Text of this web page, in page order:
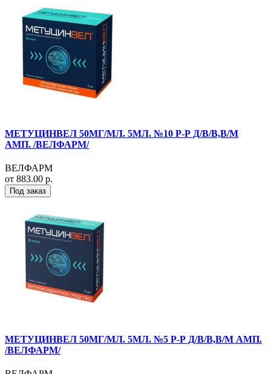
МЕТУЦИНВЕЛ 50МГ/МЛ. 5МЛ. №10 Р-Р Д/В/В,В/М
АМП. /ВЕЛФАРМ/
ВЕЛФАРМ
от 883.00 р.
Под заказ
МЕТУЦИНВЕЛ 50МГ/МЛ. 5МЛ. №5 Р-Р Д/В/В,В/М АМП.
/ВЕЛФАРМ/